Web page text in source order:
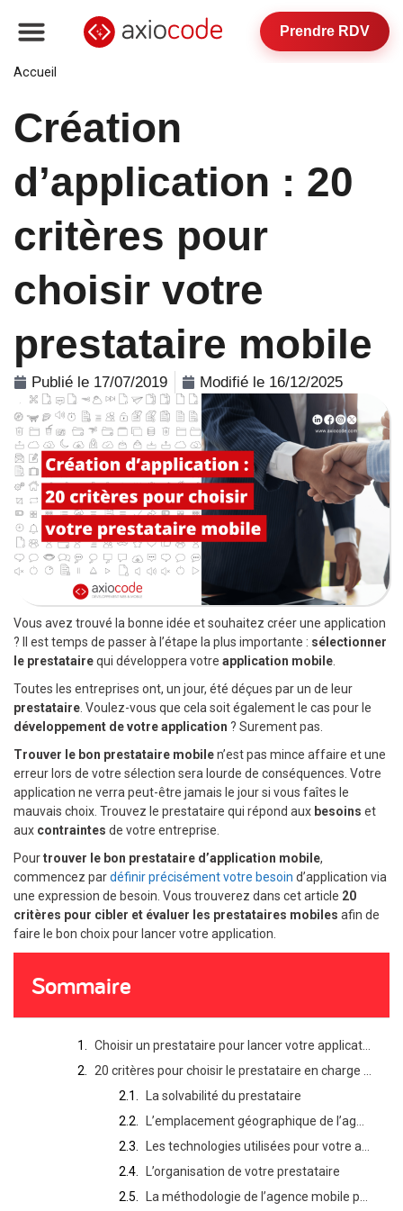
Prendre RDV
Accueil
Création
d’application : 20
critères pour
choisir votre
prestataire mobile
Publié le 17/07/2019 Modifié le 16/12/2025
Vous avez trouvé la bonne idée et souhaitez créer une application
? Il est temps de passer à l’étape la plus importante : sélectionner
le prestatairequi développera votre application mobile
Toutes les entreprises ont, un jour, été déçues par un de leur
prestataire . Voulez-vous que cela soit également le cas pour le
développement de votre application ? Surement pas.
Trouver le bon prestataire mobilen’est pas mince affaire et une
erreur lors de votre sélection sera lourde de conséquences. Votre
application ne verra peut-être jamais le jour si vous faîtes le
mauvais choix. Trouvez le prestataire qui répond aux besoins et
aux contraintes de votre entreprise.
Pourtrouver le bon prestataire d’application mobile,
commencez pardéfinir précisément votre besoin d’application via
une expression de besoin. Vous trouverez dans cet article 20
critères pour cibler et évaluer les prestataires mobiles afin de
faire le bon choix pour lancer votre application.
Sommaire
La solvabilité du prestataire
L’organisation de votre prestataire